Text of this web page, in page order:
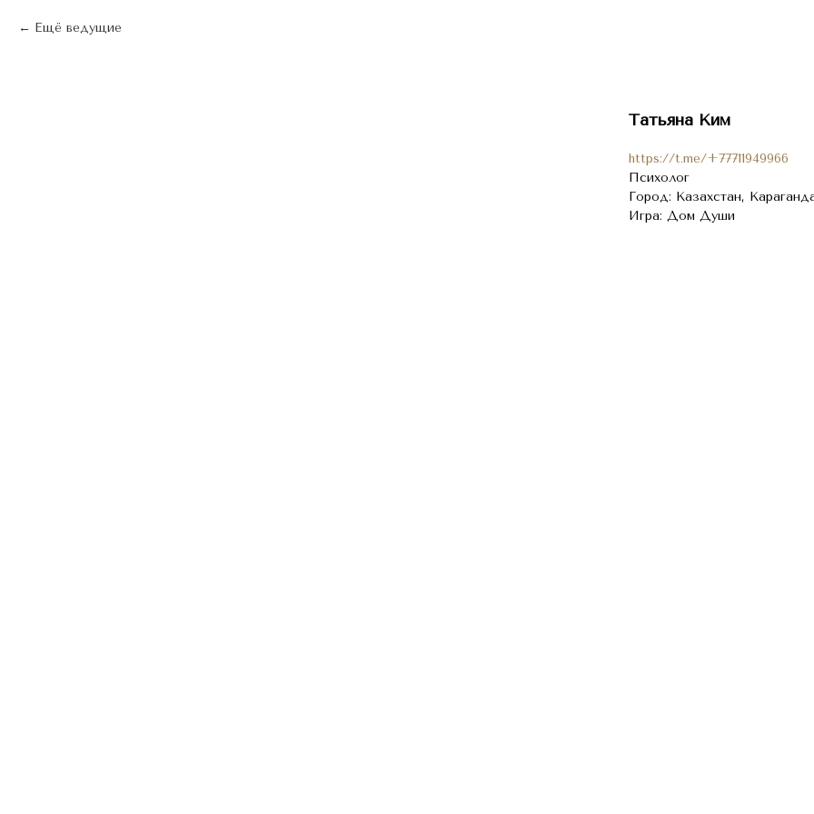
Ещё ведущие
Татьяна Ким
https://t.me/+77711949966
Психолог
Город: Казахстан,
Игра: Дом Души